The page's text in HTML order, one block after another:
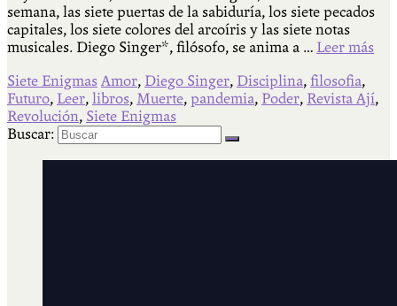
semana, las siete puertas de la sabiduría, los siete pecados
capitales, los siete colores del arcoíris y las siete notas
musicales. Diego Singer*, filósofo, se anima a … Leer más
Siete Enigmas Amor, Diego Singer, Disciplina, filosofia,
Futuro, Leer, libros, Muerte, pandemia, Poder, Revista Ají,
Revolución, Siete Enigmas
Buscar: